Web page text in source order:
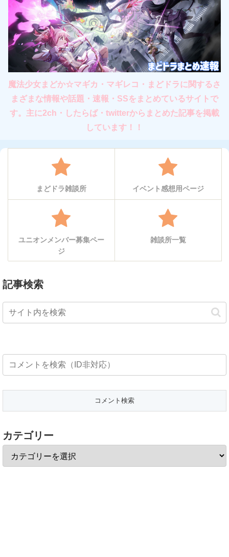
魔法少女まどか☆マギカ・マギレコ・まどドラに関するさ
まざまな情報や話題・速報・SSをまとめているサイトで
す。主に2ch・したらば・twitterからまとめた記事を掲載
しています！！
まどドラ雑談所 イベント感想用ページ
ユニオンメンバー募集ペー
ジ
雑談所一覧
記事検索
カテゴリー